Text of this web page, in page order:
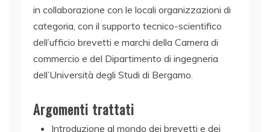
in collaborazione con le locali organizzazioni di
categoria, con il supporto tecnico-scientifico
dell’ufficio brevetti e marchi della Camera di
commercio e del Dipartimento di ingegneria
dell’Università degli Studi di Bergamo.
Argomenti trattati
Introduzione al mondo dei brevetti e dei